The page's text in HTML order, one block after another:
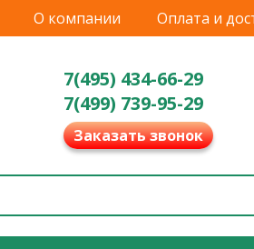
О компании Оплата и
7(495) 434-66-29
7(499) 739-95-29
Заказать звонок